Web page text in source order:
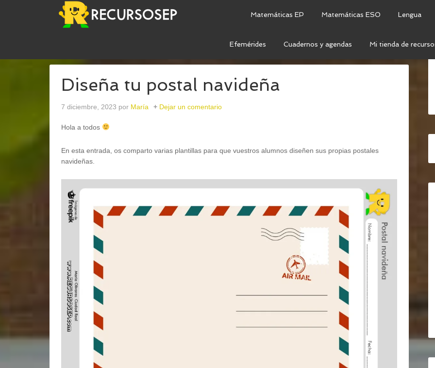
Matemáticas EP Matemáticas ESO Lengua
Efemérides Cuadernos y agendas Mi tienda de
DISEÑA TU POSTAL NAVIDEÑA
Diseña tu postal navideña
7 diciembre, 2023 por María Dejar un comentario
Hola a todos
En esta entrada, os comparto varias plantillas para que vuestros alumnos diseñen sus propias postales
navideñas.